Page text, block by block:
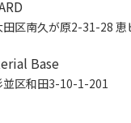
区南久が原2-31-28 恵
Base
区和田3-10-1-201